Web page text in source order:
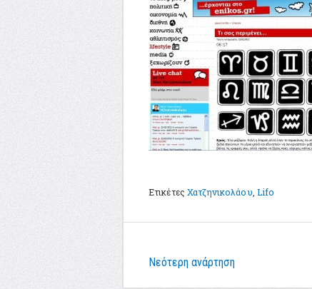
ΕτικέτεςΧατζηνικολάου Lifo
Νεότερη ανάρτηση